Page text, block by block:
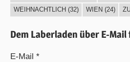
WEIHNACHTLICH (32) WIEN (24)
Dem Laberladen über E-
E-Mail *